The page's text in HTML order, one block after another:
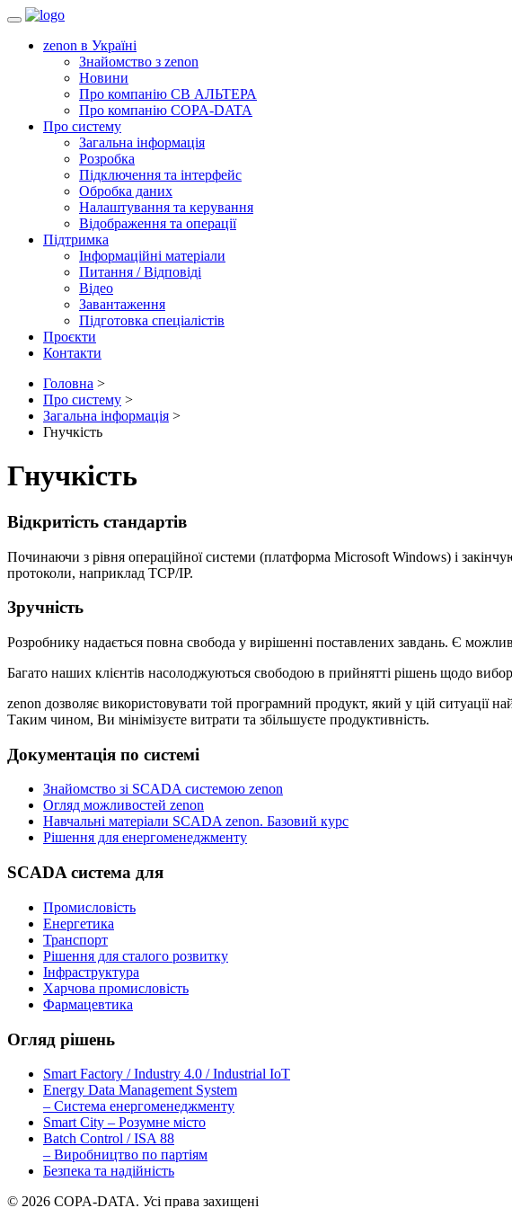
Toggle
zenon в Україні
Знайомство з zenon
Новини
Про компанію СВ АЛЬТЕРА
Про компанію COPA-DATA
Про систему
Загальна інформація
Розробка
Підключення та інтерфейс
Обробка даних
Налаштування та керування
Відображення та операції
Підтримка
Інформаційні матеріали
Питання / Відповіді
Відео
Завантаження
Підготовка спеціалістів
Проєкти
Контакти
Головна >
Про систему >
Загальна інформація >
Гнучкість
Гнучкість
Відкритість стандартів
Починаючи з рівня операційної системи (платформа Microsoft Windows) і
протоколи, наприклад TCP/IP.
Зручність
Розробнику надається повна свобода у вирішенні поставлених завдань. Є
Багато наших клієнтів насолоджуються свободою в прийнятті рішень щодо
zenon дозволяє використовувати той програмний продукт, який у цій ситуації
Таким чином, Ви мінімізуєте витрати та збільшуєте продуктивність.
Документація по системі
Знайомство зі SCADA системою zenon
Огляд можливостей zenon
Навчальні матеріали SCADA zenon. Базовий курс
Рішення для енергоменеджменту
SCADA система для
Промисловість
Енергетика
Транспорт
Рішення для сталого розвитку
Інфраструктура
Харчова промисловість
Фармацевтика
Огляд рішень
Smart Factory / Industry 4.0 / Industrial IoT
Energy Data Management System
– Система енергоменеджменту
Smart City – Розумне місто
Batch Control / ISA 88
– Виробництво по партіям
Безпека та надійність
© 2026 COPA-DATA. Усі права захищені